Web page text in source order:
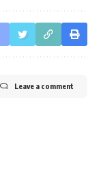
Leave a comment